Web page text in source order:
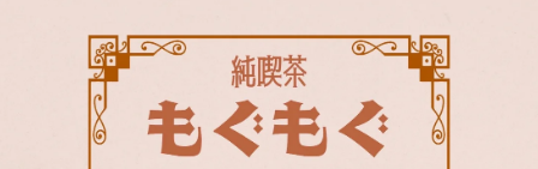
イベント・グッズ
YouTube
会社情報